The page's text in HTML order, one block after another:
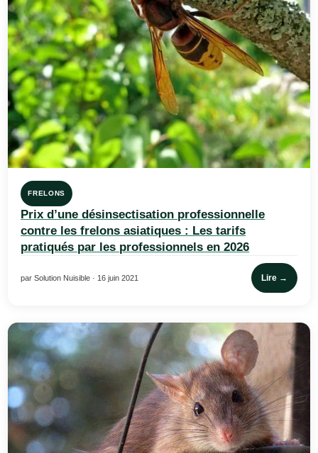
FRELONS
Prix d’une désinsectisation professionnelle
contre les frelons asiatiques : Les tarifs
pratiqués par les professionnels en 2026
par Solution Nuisible · 16 juin 2021 Lire →